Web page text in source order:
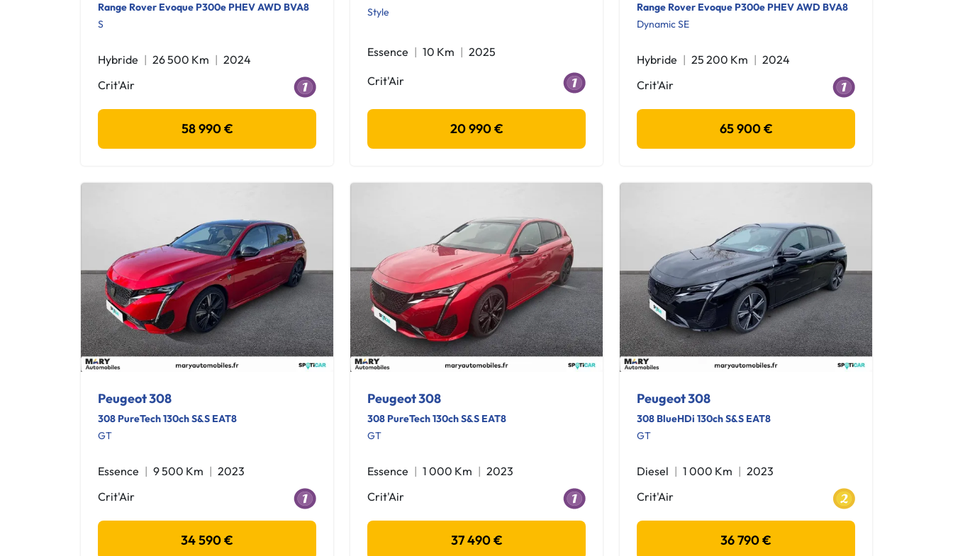
Range Rover Evoque P300e PHEV AWD BVA8
S
Hybride 26 500 Km
2024
Crit'Air
58 990 €
Style
Essence 10 Km 2025
Crit'Air
20 990 €
Range Rover Evoque P300e PHEV AWD BVA8
Dynamic SE
Hybride 25 200 Km
2024
Crit'Air
65 900 €
Peugeot 308
308 PureTech 130ch S&S EAT8
GT
Essence 9 500 Km
2023
Crit'Air
34 590 €
Peugeot 308
308 PureTech 130ch S&S EAT8
GT
Essence 1 000 Km
2023
Crit'Air
37 490 €
Peugeot 308
308 BlueHDi 130ch S&S EAT8
GT
Diesel 1 000 Km
2023
Crit'Air
36 790 €